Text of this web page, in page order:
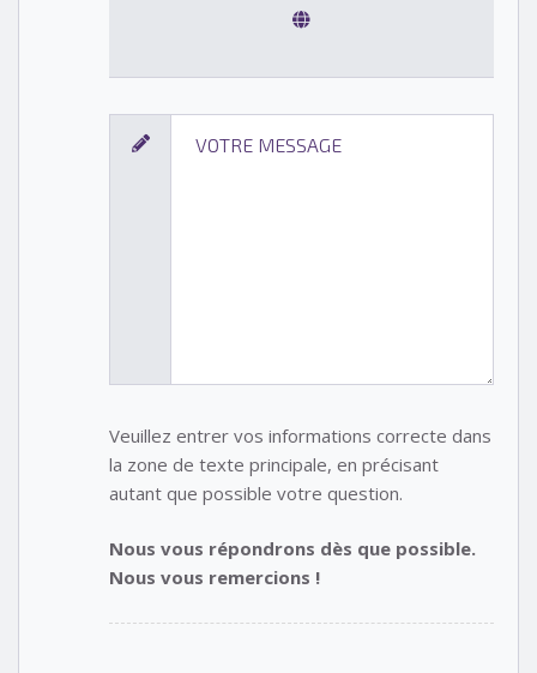
Veuillez entrer vos informations correcte dans
la zone de texte principale, en précisant
autant que possible votre question.
Nous vous répondrons dès que possible.
Nous vous remercions !